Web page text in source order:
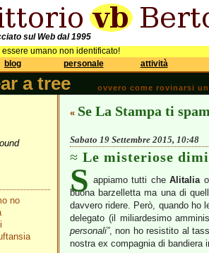
sul Web dal 1995
essere umano non identificato!
blog personale attività
a tree ovvero come rovinarsi
no
« Se La Stampa ti
Sabato 19 Settembre 2015, 10:48
Le misteriose
S appiamo tutti cheAlitalia
buona barzelletta ma una di
davvero ridere. Però, quando ho
delegato (il miliardesimo
personali”, non ho resistito al
nostra ex compagnia di bandiera